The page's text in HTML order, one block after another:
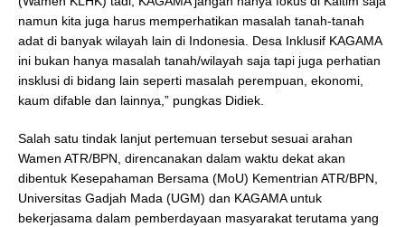
namun kita juga harus memperhatikan masalah tanah-tanah
adat di banyak wilayah lain di Indonesia. Desa Inklusif KAGAMA
ini bukan hanya masalah tanah/wilayah saja tapi juga perhatian
insklusi di bidang lain seperti masalah perempuan, ekonomi,
kaum difable dan lainnya,” pungkas Didiek.
Salah satu tindak lanjut pertemuan tersebut sesuai arahan
Wamen ATR/BPN, direncanakan dalam waktu dekat akan
dibentuk Kesepahaman Bersama (MoU) Kementrian ATR/BPN,
Universitas Gadjah Mada (UGM) dan KAGAMA untuk
bekerjasama dalam pemberdayaan masyarakat terutama yang